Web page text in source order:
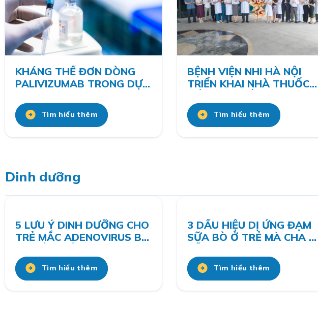
KHÁNG THỂ ĐƠN DÒNG
PALIVIZUMAB TRONG DỰ
NGUY CƠ CAO
Tìm hiểu thêm
BỆNH VIỆN NHI HÀ NỘI
TRIỂN KHAI NHÀ THUỐC
PHÍ TẠI KHU VỰC KHOA
CẤP CỨUTìm hiểu thêm
Dinh dưỡng
5 LƯU Ý DINH DƯỠNG CHO
TRẺ MẮC ADENOVIRUS BỐ
Tìm hiểu thêm
3 DẤU HIỆU DỊ ỨNG ĐẠM
SỮA BÒ Ở TRẺ MÀ CHA MẸ
Tìm hiểu thêm